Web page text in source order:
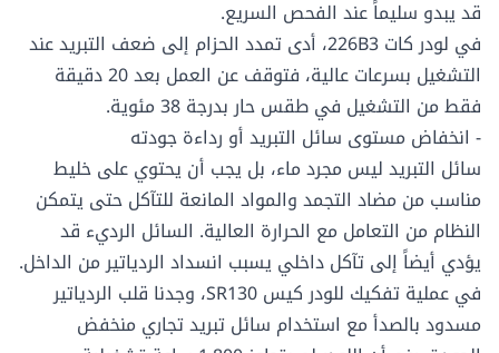
قد يبدو سليماً عند الفحص السريع.
في لودر كات 226B3، أدى تمدد الحزام إلى ضعف التبريد عند
التشغيل بسرعات عالية، فتوقف عن العمل بعد 20 دقيقة
فقط من التشغيل في طقس حار بدرجة 38 مئوية.
- انخفاض مستوى سائل التبريد أو رداءة جودته
سائل التبريد ليس مجرد ماء، بل يجب أن يحتوي على خليط
مناسب من مضاد التجمد والمواد المانعة للتآكل حتى يتمكن
النظام من التعامل مع الحرارة العالية. السائل الرديء قد
يؤدي أيضاً إلى تآكل داخلي يسبب انسداد الردياتير من الداخل.
في عملية تفكيك للودر كيس SR130، وجدنا قلب الردياتير
مسدود بالصدأ مع استخدام سائل تبريد تجاري منخفض